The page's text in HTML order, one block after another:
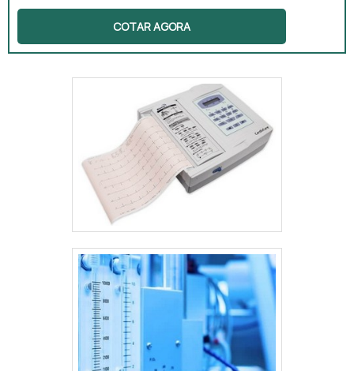
diâmetro, espessura e outras dimensões
físicas. Esse processo é realizado com
padrões rastreáveis e certificados,
técnicas. A calibração periódica reduz erros
de medição, melhora o controle de qualidade
e contribui para a confiabilidade dos
resultados obtidos em processos
industriais.
COTAR AGORA